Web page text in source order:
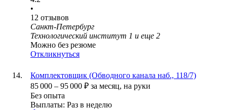
•
12 отзывов
Санкт-Петербург
Технологический институт 1 и еще 2
Можно без резюме
Откликнуться
Комплектовщик (Обводного канала наб., 118/7)
85 000 – 95 000 ₽ за месяц, на руки
Без опыта
Выплаты: Раз в неделю